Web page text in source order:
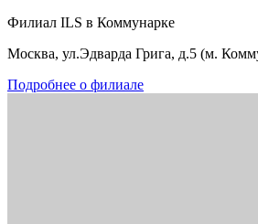
Филиал ILS в Коммунарке
Москва, ул.Эдварда Грига, д.5 (м.
Подробнее о филиале